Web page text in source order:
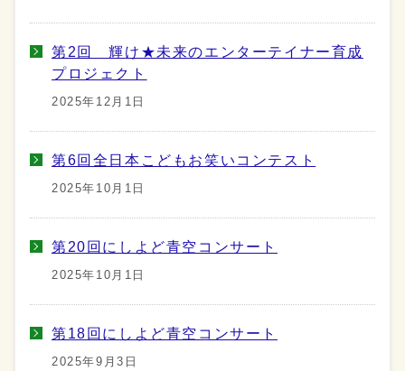
第2回 輝け★未来のエンターテイナー育成
プロジェクト
2025年12月1日
第6回全日本こどもお笑いコンテスト
2025年10月1日
第20回にしよど青空コンサート
2025年10月1日
第18回にしよど青空コンサート
2025年9月3日